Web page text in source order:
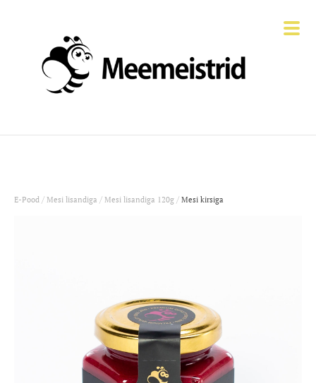
E-Pood / Mesi lisandiga / Mesi lisandiga 120g / Mesi kirsiga